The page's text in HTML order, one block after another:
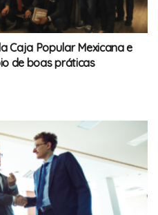
Caja Popular Mexicana e
de boas práticas